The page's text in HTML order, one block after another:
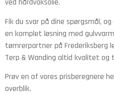
ved hårdvoksolie.
Fik du svar på dine spørgsmål,
en komplet løsning med
tømrerpartner på Frederiksberg
Terp & Wanding altid kvalitet og
Prøv en af vores prisberegnere
overblik.